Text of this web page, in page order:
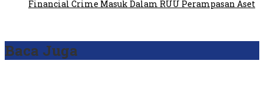
Financial Crime Masuk Dalam RUU Perampasan Aset
Baca Juga